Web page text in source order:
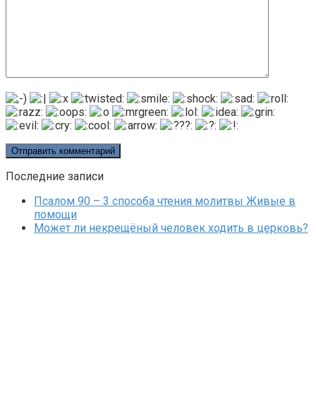
Последние записи
Псалом 90 – 3 способа чтения молитвы Живые в
помощи
Может ли некрещёный человек ходить в церковь?